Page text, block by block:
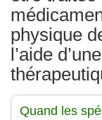
physique
l’aide
Quand les